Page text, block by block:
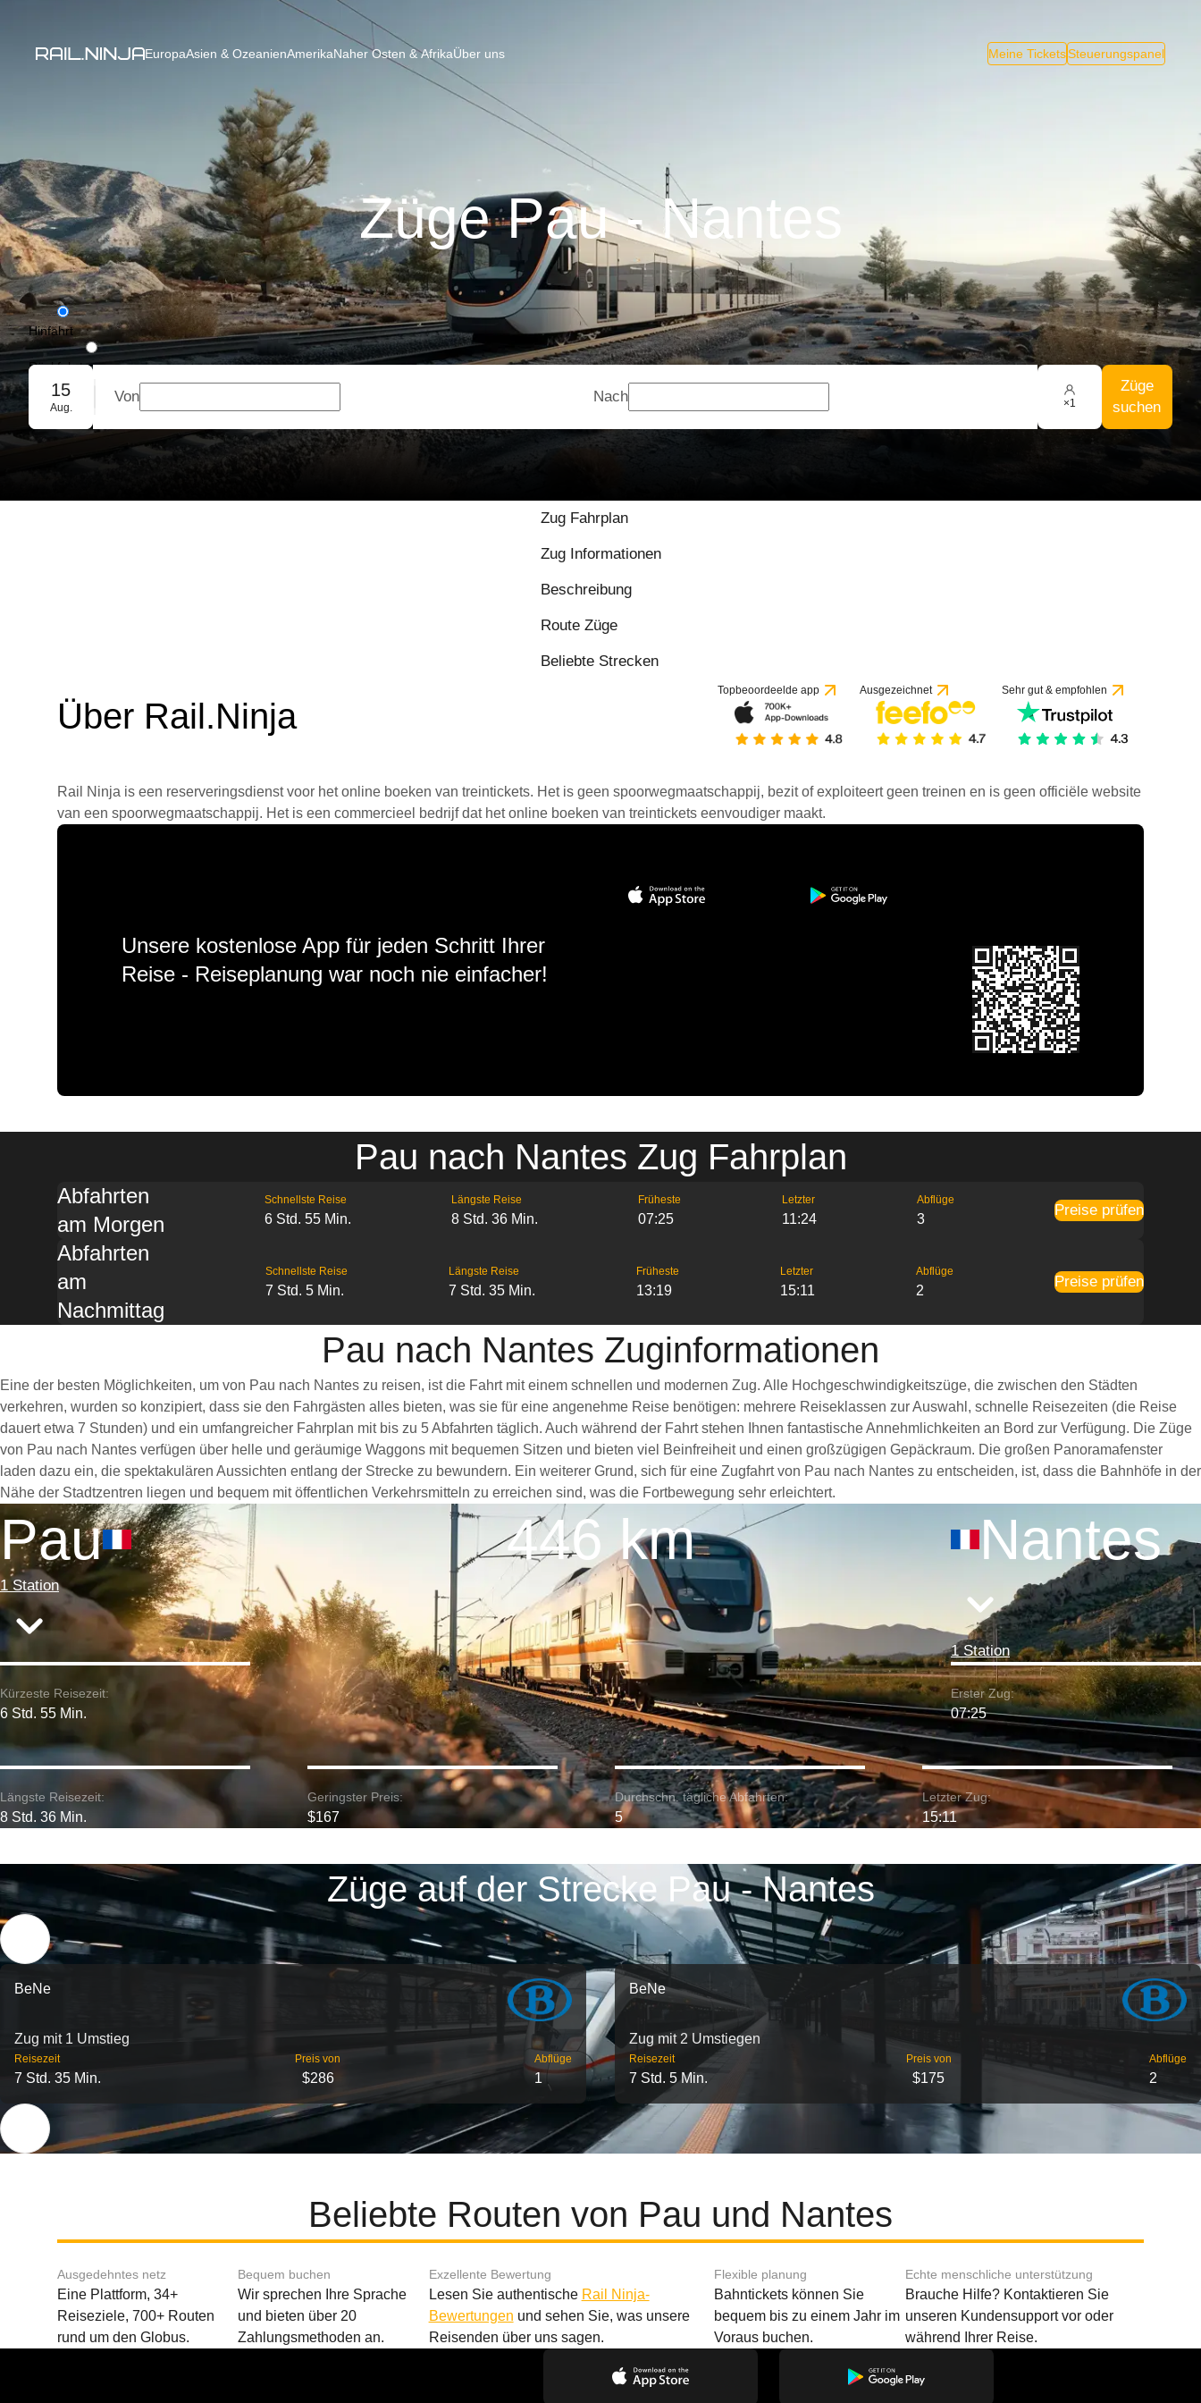
EuropaAsien & OzeanienAmerikaNaher Osten & AfrikaÜber uns Meine TicketsSteuerungspanel
Züge Pau - Nantes
Hinfahrt
Rückfahrt
Gruppenbuchung
15
Aug.
Von Nach ×1
Züge
suchen
Zug Fahrplan
Zug Informationen
Beschreibung
Route Züge
Beliebte Strecken
Über Rail.Ninja
Topbeoordeelde app Ausgezeichnet Sehr gut & empfohlen
Rail Ninja is een reserveringsdienst voor het online boeken van treintickets. Het is geen spoorwegmaatschappij, bezit of exploiteert geen treinen en is geen officiële website
van een spoorwegmaatschappij. Het is een commercieel bedrijf dat het online boeken van treintickets eenvoudiger maakt.
Unsere kostenlose App für jeden Schritt Ihrer
Reise - Reiseplanung war noch nie einfacher!
Pau nach Nantes Zug Fahrplan
Abfahrten
am Morgen
Schnellste Reise
6 Std. 55 Min.
Längste Reise
8 Std. 36 Min.
Früheste
07:25
Letzter
11:24
Abflüge
3
Preise prüfen
Abfahrten
am
Nachmittag
Schnellste Reise
7 Std. 5 Min.
Längste Reise
7 Std. 35 Min.
Früheste
13:19
Letzter
15:11
Abflüge
2
Preise prüfen
Pau nach Nantes Zuginformationen
Eine der besten Möglichkeiten, um von Pau nach Nantes zu reisen, ist die Fahrt mit einem schnellen und modernen Zug. Alle Hochgeschwindigkeitszüge, die zwischen den Städten
verkehren, wurden so konzipiert, dass sie den Fahrgästen alles bieten, was sie für eine angenehme Reise benötigen: mehrere Reiseklassen zur Auswahl, schnelle Reisezeiten (die Reise
dauert etwa 7 Stunden) und ein umfangreicher Fahrplan mit bis zu 5 Abfahrten täglich. Auch während der Fahrt stehen Ihnen fantastische Annehmlichkeiten an Bord zur Verfügung. Die Züge
von Pau nach Nantes verfügen über helle und geräumige Waggons mit bequemen Sitzen und bieten viel Beinfreiheit und einen großzügigen Gepäckraum. Die großen Panoramafenster
laden dazu ein, die spektakulären Aussichten entlang der Strecke zu bewundern. Ein weiterer Grund, sich für eine Zugfahrt von Pau nach Nantes zu entscheiden, ist, dass die Bahnhöfe in der
Nähe der Stadtzentren liegen und bequem mit öffentlichen Verkehrsmitteln zu erreichen sind, was die Fortbewegung sehr erleichtert.
Pau
1 Station
446 km Nantes
1 Station
Kürzeste Reisezeit:
6 Std. 55 Min.
Erster Zug:
07:25
Längste Reisezeit:
8 Std. 36 Min.
Geringster Preis:
$167
Durchschn. tägliche Abfahrten:
5
Letzter Zug:
15:11
Züge auf der Strecke Pau - Nantes
BeNe
Zug mit 1 Umstieg
Reisezeit
7 Std. 35 Min.
Preis von
$286
Abflüge
1
BeNe
Zug mit 2 Umstiegen
Reisezeit
7 Std. 5 Min.
Preis von
$175
Abflüge
2
Beliebte Routen von Pau und Nantes
Ausgedehntes netz
Eine Plattform, 34+
Reiseziele, 700+ Routen
rund um den Globus.
Bequem buchen
Wir sprechen Ihre Sprache
und bieten über 20
Zahlungsmethoden an.
Exzellente Bewertung
Lesen Sie authentische Rail Ninja-
Bewertungen und sehen Sie, was unsere
Reisenden über uns sagen.
Flexible planung
Bahntickets können Sie
bequem bis zu einem Jahr im
Voraus buchen.
Echte menschliche unterstützung
Brauche Hilfe? Kontaktieren Sie
unseren Kundensupport vor oder
während Ihrer Reise.